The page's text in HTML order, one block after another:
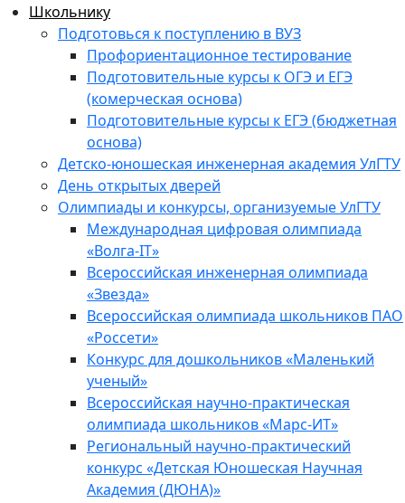
Школьнику
Подготовься к поступлению в ВУЗ
Профориентационное тестирование
Подготовительные курсы к ОГЭ и ЕГЭ
(комерческая основа)
Подготовительные курсы к ЕГЭ (бюджетная
основа)
Детско-юношеская инженерная академия УлГТУ
День открытых дверей
Олимпиады и конкурсы, организуемые УлГТУ
Международная цифровая олимпиада
«Волга-IT»
Всероссийская инженерная олимпиада
«Звезда»
Всероссийская олимпиада школьников ПАО
«Россети»
Конкурс для дошкольников «Маленький
ученый»
Всероссийская научно-практическая
олимпиада школьников «Марс-ИТ»
Региональный научно-практический
конкурс «Детская Юношеская Научная
Академия (ДЮНА)»